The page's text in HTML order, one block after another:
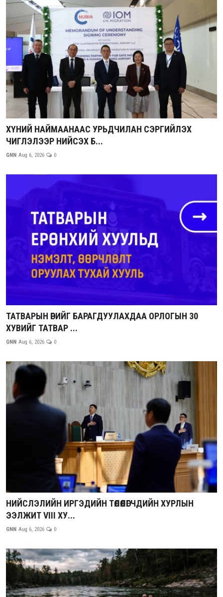
ХҮНИЙ НАЙМААНААС УРЬДЧИЛАН СЭРГИЙЛЭХ
ЧИГЛЭЛЭЭР НИЙСЭХ Б...
GNN Aug 6, 2026 0
ТАТВАРЫН ӨРИЙГ БАРАГДУУЛАХДАА ОРЛОГЫН 30
ХУВИЙГ ТАТВАР ...
GNN Aug 6, 2026 0
НИЙСЛЭЛИЙН ИРГЭДИЙН ТӨЛӨӨЛӨГЧДИЙН ХУРЛЫН
ЭЭЛЖИТ VIII ХУ...
GNN Aug 6, 2026 0